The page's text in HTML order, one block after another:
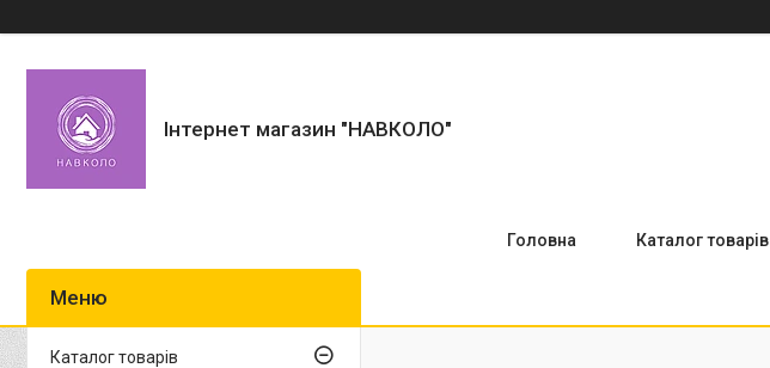
Інтернет магазин "НАВКОЛО"
Головна Каталог товарів
Каталог товарів